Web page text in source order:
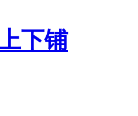
下铺